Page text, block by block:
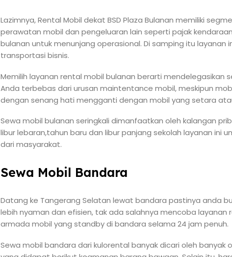
Lazimnya, Rental Mobil dekat BSD Plaza Bulanan memiliki
perawatan mobil dan pengeluaran lain seperti pajak
bulanan untuk menunjang operasional. Di samping itu layanan
transportasi bisnis.
Memilih layanan rental mobil bulanan berarti
Anda terbebas dari urusan maintentance mobil, meskipun
dengan senang hati mengganti dengan mobil yang setara
Sewa mobil bulanan seringkali dimanfaatkan oleh kalangan
libur lebaran,tahun baru dan libur panjang sekolah layanan ini
dari masyarakat.
Sewa Mobil Bandara
Datang ke Tangerang Selatan lewat bandara pastinya anda
lebih nyaman dan efisien, tak ada salahnya mencoba
armada mobil yang standby di bandara selama 24 jam penuh.
Sewa mobil bandara dari kulorental banyak dicari oleh banyak